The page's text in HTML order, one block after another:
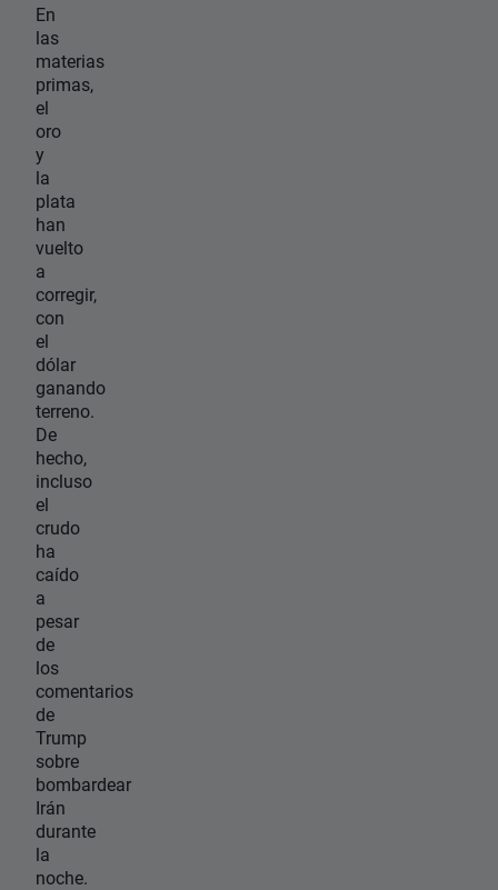
En
las
materias
primas,
el
oro
y
la
plata
han
vuelto
a
corregir,
con
el
dólar
ganando
terreno.
De
hecho,
incluso
el
crudo
ha
caído
a
pesar
de
los
comentarios
de
Trump
sobre
bombardear
Irán
durante
la
noche.